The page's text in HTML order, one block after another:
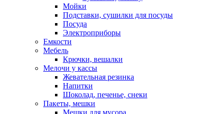
Мойки
Подставки, сушилки для посуды
Посуда
Электроприборы
Емкости
Мебель
Крючки, вешалки
Мелочи у кассы
Жевательная резинка
Напитки
Шоколад, печенье, снеки
Пакеты, мешки
Мешки для мусора